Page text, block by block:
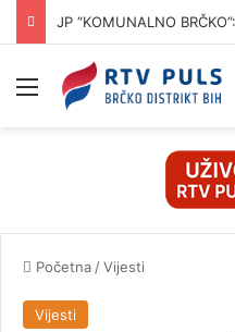
Izbornik
Početna /Vijesti
Vijesti